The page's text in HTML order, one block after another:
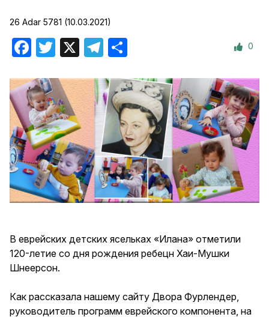
26 Adar 5781 (10.03.2021)
Facebook
Twitter Telegram 0
В еврейских детских ясельках «Илана» отметили
120-летие со дня рождения ребецн Хаи-Мушки
Шнеерсон.
Как рассказала нашему сайту Двора Фурлендер,
руководитель программ еврейского компонента, на